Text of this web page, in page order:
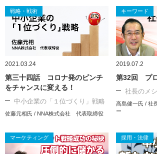
戦略・戦術
2021.03.24
第三十四話 コロナ発のピンチ
をチャンスに変える！
中小企業の「１位づくり」戦略
佐藤元相氏 / NNA株式会社 代表取締役
キーワード
2019.07.2
第32回 プ
社長のメ
高島健一氏 / 社
ー
マーケティング 採用・法律